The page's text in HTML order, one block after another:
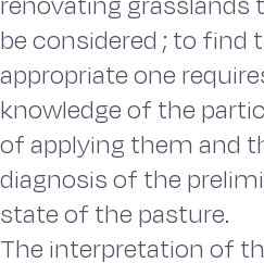
be considered ; to find
appropriate one
knowledge of the
of applying them and
diagnosis of the
state of the pasture.
The interpretation of